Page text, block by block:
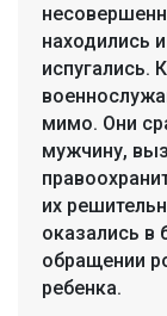
находились
испугались.
мимо. Они
мужчину,
их
оказались в
обращении
ребенка.